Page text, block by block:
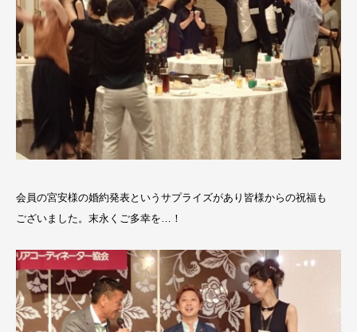
会員の宮安様の婚約発表というサプライズがあり皆様からの祝福も
ございました。末永くご多幸を…！